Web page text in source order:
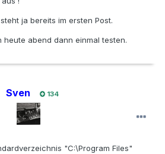
ja bereits im ersten Post.
abend dann einmal testen.
Sven 134
"C:\Program Files"